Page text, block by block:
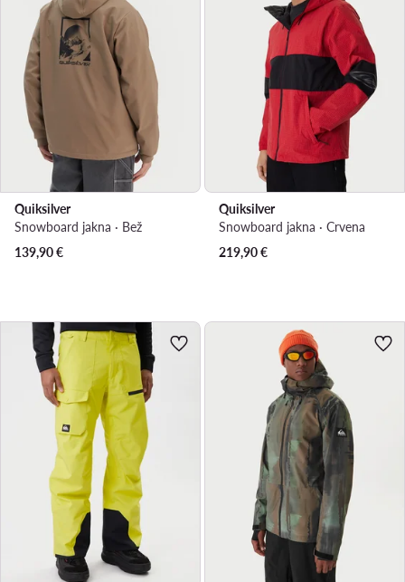
Quiksilver
Snowboard jakna · Bež
139,90€
Quiksilver
Snowboard jakna · Crvena
219,90€